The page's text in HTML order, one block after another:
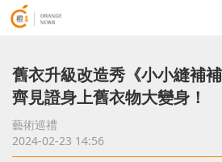
舊衣升級改造秀《小小縫補
齊見證身上舊衣物大變身！
藝術巡禮
2024-02-23 14:56